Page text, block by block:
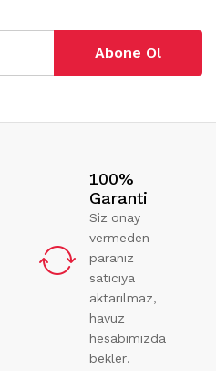
Abone Ol
100%
Garanti
Siz onay
vermeden
paranız
satıcıya
aktarılmaz,
havuz
hesabımızda
bekler.